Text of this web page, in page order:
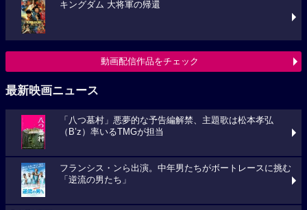
キングダム 大将軍の帰還
動画配信作品をチェック
最新映画ニュース
「八つ墓村」悪夢的な予告編解禁、主題歌は松本孝弘
（B’z）率いるTMGが担当
フランシス・ンら出演。中年男たちがボートレースに挑む
「逆流の男たち」